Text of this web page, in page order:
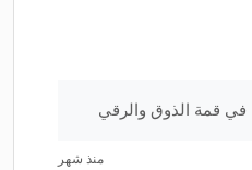
في قمة الذوق والرقي
منذ شهر